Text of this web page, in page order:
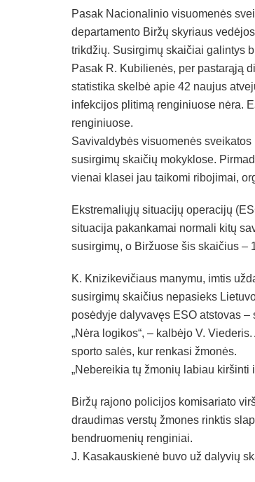
Pasak Nacionalinio visuomenės
departamento Biržų skyriaus
trikdžių. Susirgimų skaičiai galintys
Pasak R. Kubilienės, per pastarąją
statistika skelbė apie 42 naujus
infekcijos plitimą renginiuose nėra.
renginiuose.
Savivaldybės visuomenės
susirgimų skaičių mokyklose.
vienai klasei jau taikomi ribojimai,
Ekstremaliųjų situacijų operacijų
situacija pakankamai normali kitų
susirgimų, o Biržuose šis skaičius –
K. Knizikevičiaus manymu, imtis
susirgimų skaičius nepasieks
posėdyje dalyvavęs ESO atstovas
„Nėra logikos“, – kalbėjo V.
sporto salės, kur renkasi žmonės.
„Nebereikia tų žmonių labiau kiršinti
Biržų rajono policijos komisariato
draudimas verstų žmones rinktis
bendruomenių renginiai.
J. Kasakauskienė buvo už dalyvių